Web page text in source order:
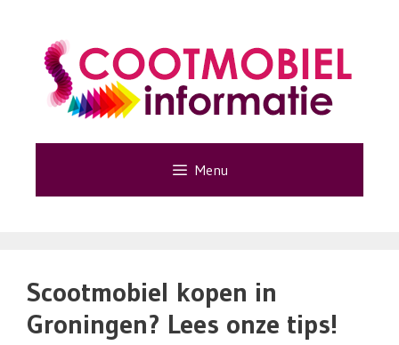
Menu
Scootmobiel kopen in
Groningen? Lees onze tips!